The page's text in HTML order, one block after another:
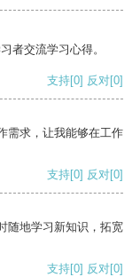
者交流学习心得。
支持[0] 反对[0]
需求，让我能够在工作
支持[0] 反对[0]
随地学习新知识，拓宽
支持[0] 反对[0]